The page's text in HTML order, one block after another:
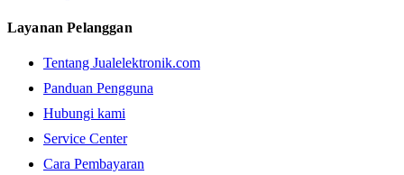
Layanan Pelanggan
Tentang Jualelektronik.com
Panduan Pengguna
Hubungi kami
Service Center
Cara Pembayaran